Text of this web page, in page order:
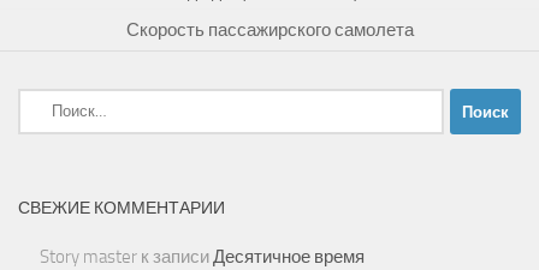
Скорость пассажирского самолета
Найти:
СВЕЖИЕ КОММЕНТАРИИ
Story master к записиДесятичное время